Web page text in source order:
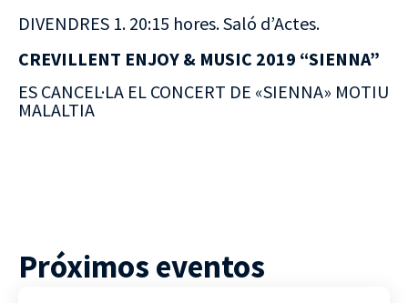
DIVENDRES 1. 20:15 hores. Saló d’Actes.
CREVILLENT ENJOY & MUSIC 2019 “SIENNA”
ES CANCEL·LA EL CONCERT DE «SIENNA» MOTIU
MALALTIA
Próximos eventos